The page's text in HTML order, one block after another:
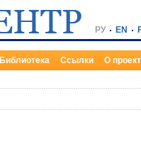
РУ EN
Библиотека Ссылки О